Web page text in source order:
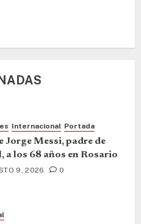
Internacional Portada
Jorge Messi, padre de
a los 68 años en Rosario
9, 2026 0